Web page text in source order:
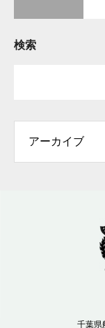
検索
千葉県